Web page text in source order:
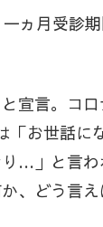
ヵ月受診
宣言。コ
お世話に
…」と言
、どう言